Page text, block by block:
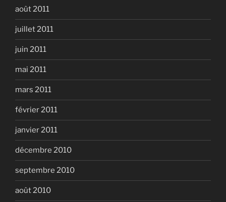
août 2011
juillet 2011
juin 2011
mai 2011
mars 2011
février 2011
janvier 2011
décembre 2010
septembre 2010
août 2010